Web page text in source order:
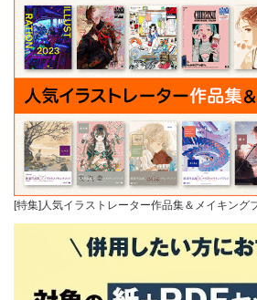
[特集]人気イラストレーター作品集＆メイキング